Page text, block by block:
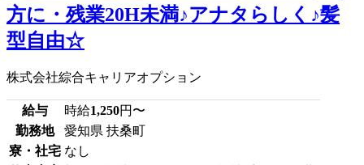
方に・残業20H未満♪アナタらしく♪髪
型自由☆
株式会社綜合キャリアオプション
給与 時給1,250円〜
勤務地
愛知県 扶桑町
寮・社宅 なし